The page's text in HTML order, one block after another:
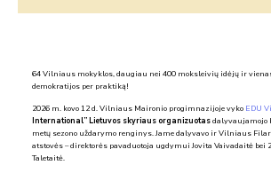
64 Vilniaus mokyklos, daugiau nei 400 moksleivių idėjų ir
demokratijos per praktiką!
2026 m. kovo 12 d. Vilniaus Maironio progimnazijoje vyko EDU
International” Lietuvos skyriaus organizuotasdalyvaujamojo
metų sezono uždarymo renginys. Jame dalyvavo ir Vilniaus
atstovės – direktorės pavaduotoja ugdymui Jovita Vaivadaitė
Taletaitė.